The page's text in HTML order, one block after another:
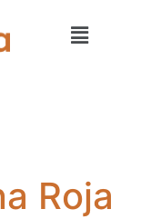
Roja